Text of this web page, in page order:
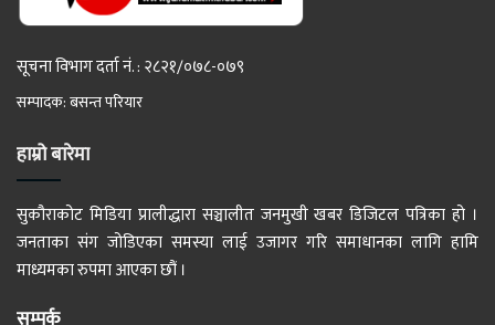
सूचना विभाग दर्ता नं. : २८२१/०७८-०७९
सम्पादक: बसन्त परियार
हाम्रो बारेमा
सुकौराकोट मिडिया प्रालीद्धारा सञ्चालीत जनमुखी खबर डिजिटल पत्रिका हो ।
जनताका संग जोडिएका समस्या लाई उजागर गरि समाधानका लागि हामि
माध्यमका रुपमा आएका छौं ।